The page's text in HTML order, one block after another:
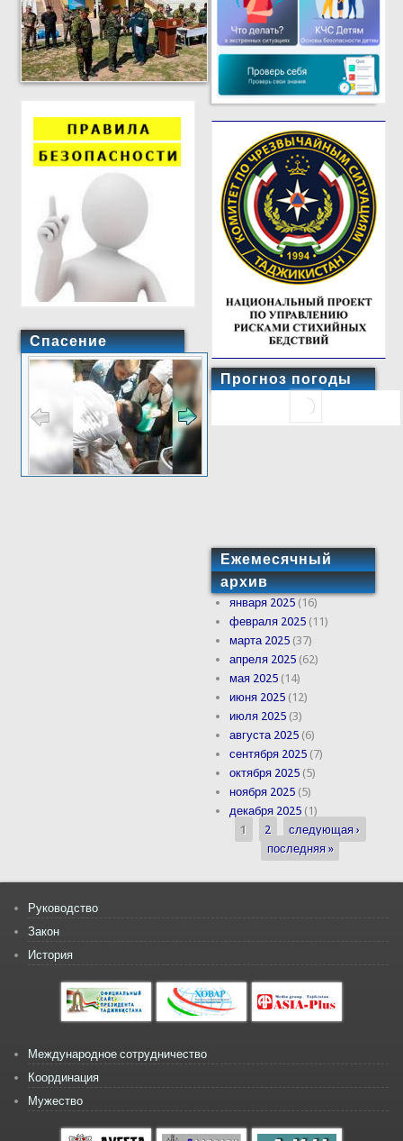
Спасение
Прогноз погоды
Ежемесячный
архив
января 2025 (16)
февраля 2025 (11)
марта 2025 (37)
апреля 2025 (62)
мая 2025 (14)
июня 2025 (12)
июля 2025 (3)
августа 2025 (6)
сентября 2025 (7)
октября 2025 (5)
ноября 2025 (5)
декабря 2025 (1)
Страницы
1 2
следующая ›
последняя »
Руководство
Закон
История
Международное сотрудничество
Координация
Мужество